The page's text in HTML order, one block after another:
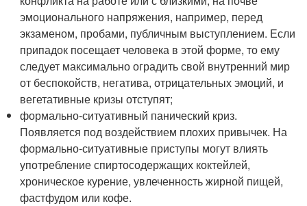
эмоционального напряжения, например, перед
экзаменом, пробами, публичным выступлением. Если
припадок посещает человека в этой форме, то ему
следует максимально оградить свой внутренний мир
от беспокойств, негатива, отрицательных эмоций, и
вегетативные кризы отступят;
формально-ситуативный панический криз.
Появляется под воздействием плохих привычек. На
формально-ситуативные приступы могут влиять
употребление спиртосодержащих коктейлей,
хроническое курение, увлеченность жирной пищей,
фастфудом или кофе.